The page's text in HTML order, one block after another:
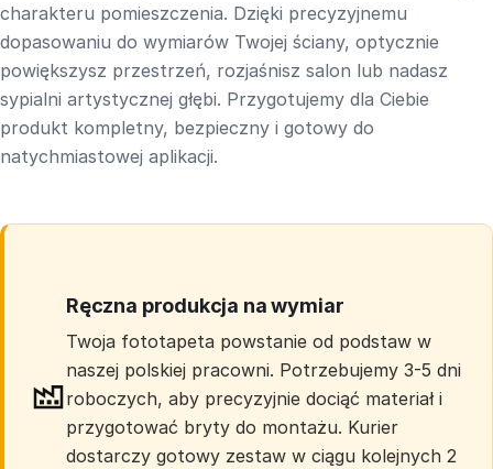
charakteru pomieszczenia. Dzięki precyzyjnemu
dopasowaniu do wymiarów Twojej ściany, optycznie
powiększysz przestrzeń, rozjaśnisz salon lub nadasz
sypialni artystycznej głębi. Przygotujemy dla Ciebie
produkt kompletny, bezpieczny i gotowy do
natychmiastowej aplikacji.
Ręczna produkcja na wymiar
Twoja fototapeta powstanie od podstaw w
naszej polskiej pracowni. Potrzebujemy 3-5 dni
roboczych, aby precyzyjnie dociąć materiał i
przygotować bryty do montażu. Kurier
dostarczy gotowy zestaw w ciągu kolejnych 2